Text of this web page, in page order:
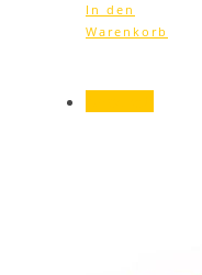
In den
Warenkorb